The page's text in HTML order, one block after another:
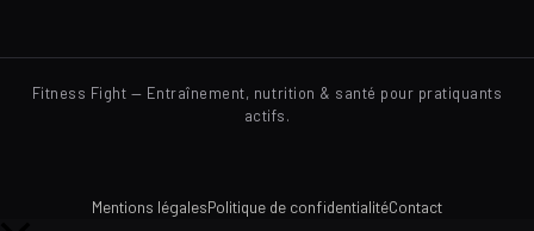
Fitness Fight — Entraînement, nutrition & santé pour pratiquants
actifs.
Mentions légalesPolitique de confidentialitéContact